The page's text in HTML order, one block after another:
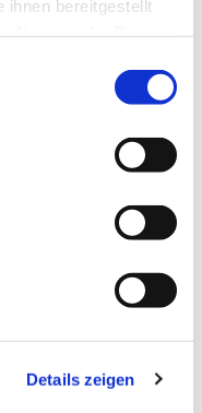
ihnen bereitgestellt
Details zeigen
sind herzlich
per Email
ist jederzeit